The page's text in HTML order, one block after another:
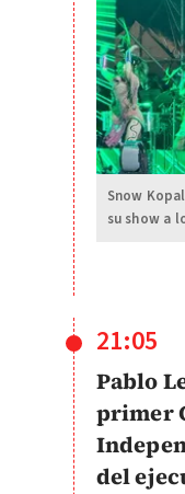
Snow
su show a
21:05
Pablo
primer
del